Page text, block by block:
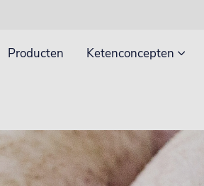
Producten Ketenconcepten